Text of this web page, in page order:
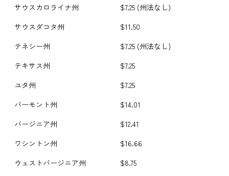
サウスカロライナ州
$7.25 (州法なし)
サウスダコタ州
$11.50
テネシー州
$7.25 (州法なし)
テキサス州
$7.25
ユタ州
$7.25
バーモント州
$14.01
バージニア州
$12.41
ワシントン州
$16.66
ウェストバージニア州
$8.75